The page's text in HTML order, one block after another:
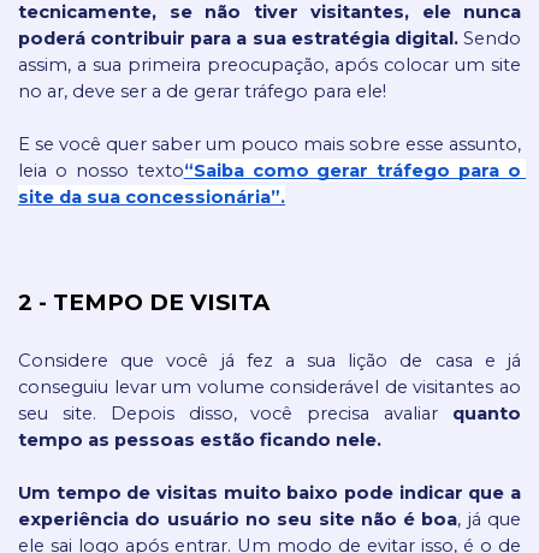
tecnicamente, se não tiver visitantes, ele nunca
poderá contribuir para a sua estratégia digital. Sendo
assim, a sua primeira preocupação, após colocar um site
no ar, deve ser a de gerar tráfego para ele!
E se você quer saber um pouco mais sobre esse assunto,
leia o nosso texto“Saiba como gerar tráfego para o
site da sua concessionária”.
2 - TEMPO DE VISITA
Considere que você já fez a sua lição de casa e já
conseguiu levar um volume considerável de visitantes ao
seu site. Depois disso, você precisa avaliar quanto
tempo as pessoas estão ficando nele.
Um tempo de visitas muito baixo pode indicar que a
experiência do usuário no seu site não é boa, já que
ele sai logo após entrar. Um modo de evitar isso, é o de